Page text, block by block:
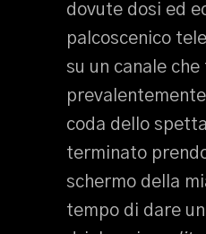
dovute dosi ed
palcoscenico
su un canale
coda dello
terminato
schermo della
tempo di dare